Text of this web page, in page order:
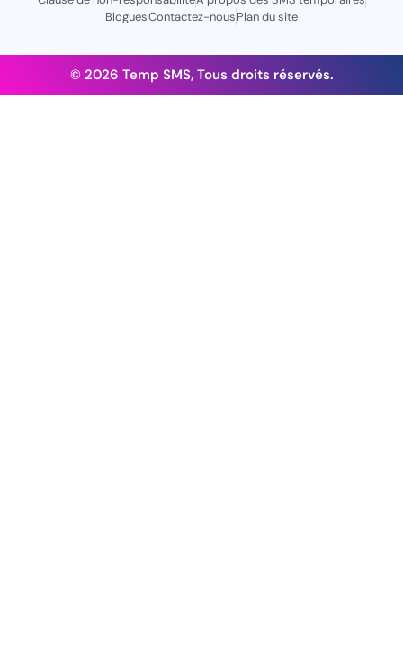
BloguesContactez-nousPlan du site
© 2026 Temp SMS, Tous droits réservés.